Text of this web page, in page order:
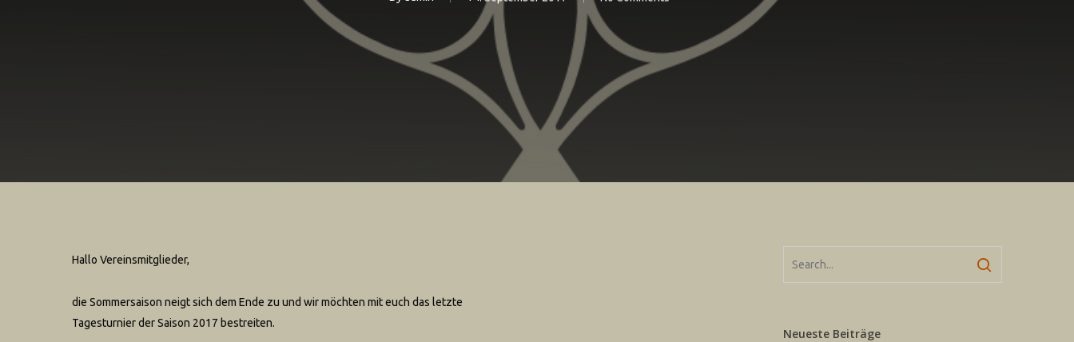
Hallo Vereinsmitglieder,
die Sommersaison neigt sich dem Ende zu und wir möchten mit euch das letzte
Tagesturnier der Saison 2017 bestreiten.
Neueste Beiträge